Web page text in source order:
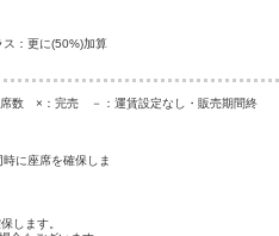
：更に(50%)加算
数 ×：完売 －：運賃設定なし・販売期間終
に座席を確保しま
します。